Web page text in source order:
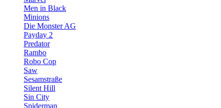
Men in Black
Minions
Die Monster AG
Payday 2
Predator
Rambo
Robo Cop
Saw
Sesamstraße
Silent Hill
Sin City
Spiderman